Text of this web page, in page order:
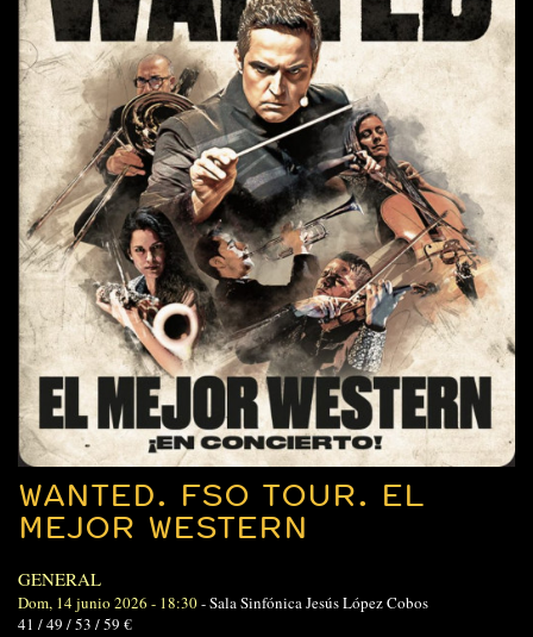
WANTED. FSO TOUR. EL
MEJOR WESTERN
GENERAL
Dom, 14 junio 2026 - 18:30-Sala Sinfónica Jesús López Cobos
41 / 49 / 53 / 59 €